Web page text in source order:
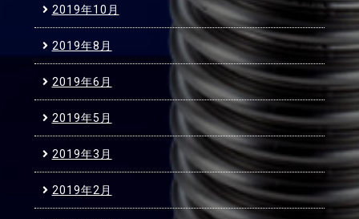
2019年10月
2019年8月
2019年6月
2019年5月
2019年3月
2019年2月